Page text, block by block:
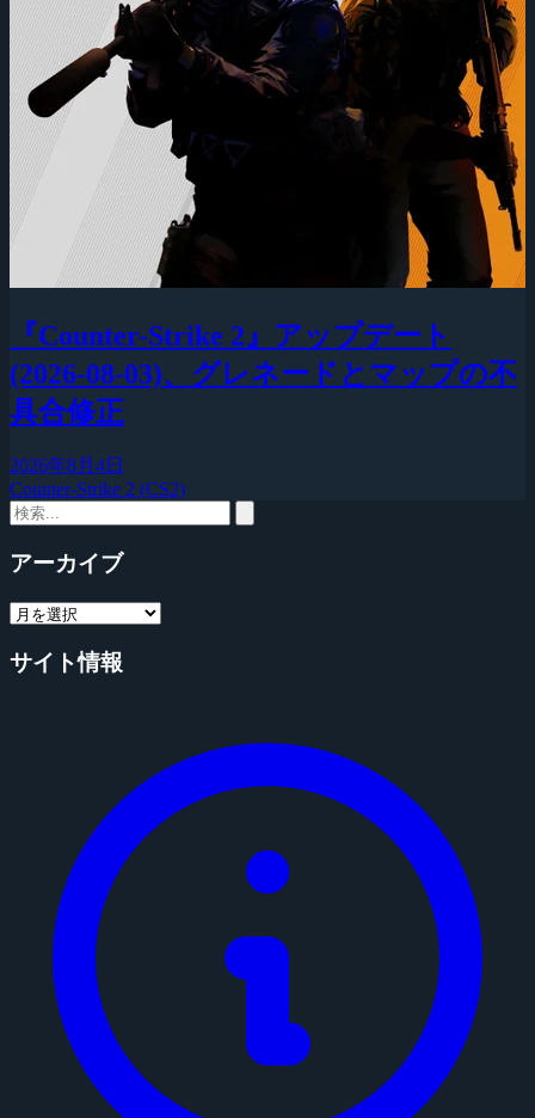
『Counter-Strike 2』アップデート
(2026-08-03)、グレネードとマップの不
具合修正
2026年8月4日
Counter-Strike 2 (CS2)
アーカイブ
サイト情報